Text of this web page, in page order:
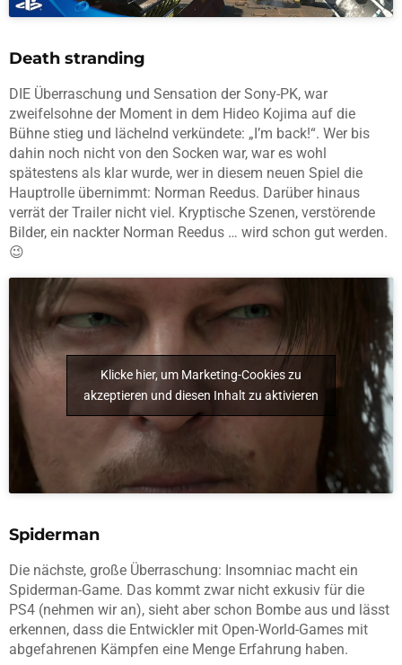
Death stranding
DIE Überraschung und Sensation der Sony-PK, war
zweifelsohne der Moment in dem Hideo Kojima auf die
Bühne stieg und lächelnd verkündete: „I’m back!“. Wer bis
dahin noch nicht von den Socken war, war es wohl
spätestens als klar wurde, wer in diesem neuen Spiel die
Hauptrolle übernimmt: Norman Reedus. Darüber hinaus
verrät der Trailer nicht viel. Kryptische Szenen, verstörende
Bilder, ein nackter Norman Reedus … wird schon gut werden.
😉
Klicke hier, um Marketing-Cookies zu
akzeptieren und diesen Inhalt zu aktivieren
Spiderman
Die nächste, große Überraschung: Insomniac macht ein
Spiderman-Game. Das kommt zwar nicht exkusiv für die
PS4 (nehmen wir an), sieht aber schon Bombe aus und lässt
erkennen, dass die Entwickler mit Open-World-Games mit
abgefahrenen Kämpfen eine Menge Erfahrung haben.